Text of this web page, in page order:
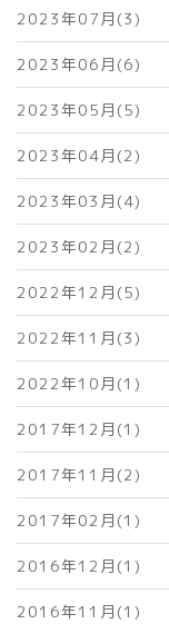
2023年07月(3)
2023年06月(6)
2023年05月(5)
2023年04月(2)
2023年03月(4)
2023年02月(2)
2022年12月(5)
2022年11月(3)
2022年10月(1)
2017年12月(1)
2017年11月(2)
2017年02月(1)
2016年12月(1)
2016年11月(1)